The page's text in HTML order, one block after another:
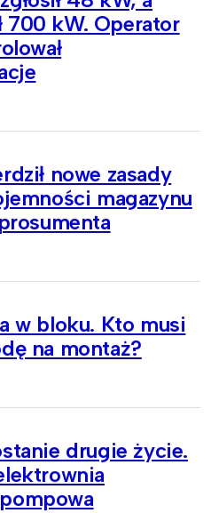
700 kW. Operator
nowe zasady
magazynu
w bloku. Kto musi
na montaż?
drugie życie.